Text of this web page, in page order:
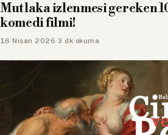
Mutlaka izlenmesi gereken
komedi filmi!
16 Nisan 2026·3 dk okuma